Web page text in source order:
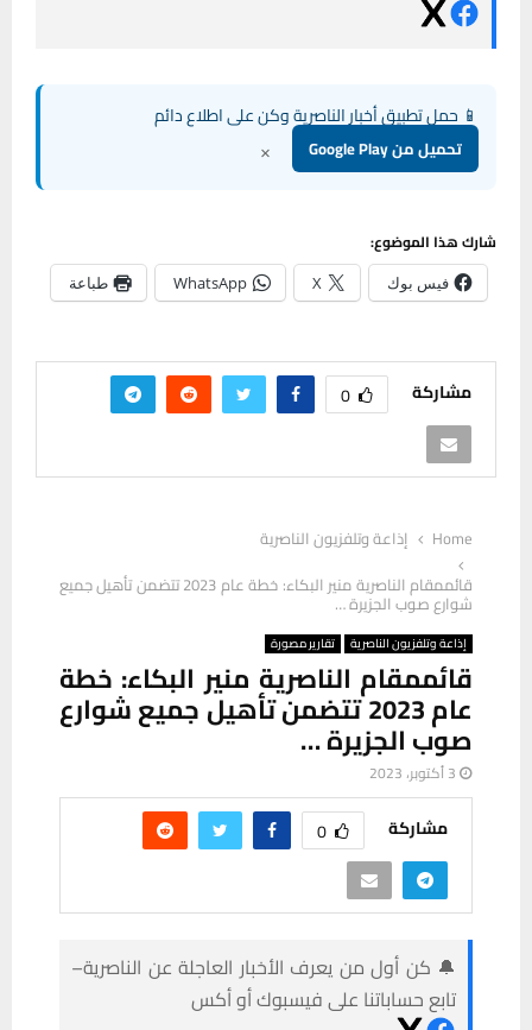
📱 حمل تطبيق أخبار الناصرية وكن على اطلاع دائم
تحميل من Google Play ×
شارك هذا الموضوع:
فيس بوك X
WhatsApp طباعة
مشاركة 0
Home
إذاعة وتلفزيون الناصرية
قائممقام الناصرية منير البكاء: خطة عام 2023 تتضمن تأهيل جميع
شوارع صوب الجزيرة …
إذاعة وتلفزيون الناصرية تقارير مصورة
قائممقام الناصرية منير البكاء: خطة
عام 2023 تتضمن تأهيل جميع شوارع
صوب الجزيرة …
3 أكتوبر، 2023
مشاركة 0
🔔 كن أول من يعرف الأخبار العاجلة عن الناصرية–
تابع حساباتنا على فيسبوك أو أكس